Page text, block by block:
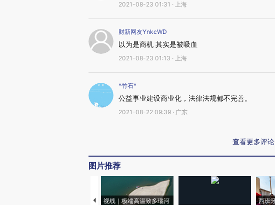
2021-08-23 01:31 · 上海
财新网友YnkcWD
以为是商机 其实是被吸血
2021-08-23 01:13 · 上海
*竹石*
公益事业建设商业化，法律法规都不完善。
2021-08-22 09:39 · 广东
查看更多评论
图片推荐
视线｜极端高温致多瑙河 西班